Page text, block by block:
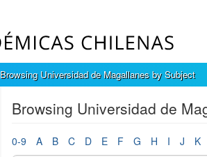
Browsing Universidad de Magallanes by Subject
Browsing Universidad de
0-9 A B C D E F G H I J K